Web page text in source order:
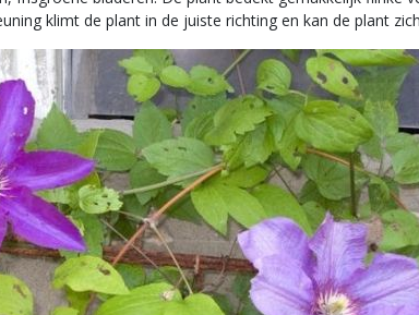
klimt de plant in de juiste richting en kan de plant